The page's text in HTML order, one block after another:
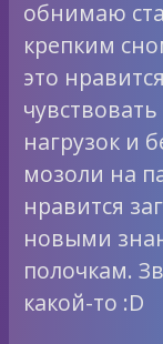
обнимаю
крепким
это
нагрузок и
мозоли на
нравится
новыми
полочкам.
какой-то :D